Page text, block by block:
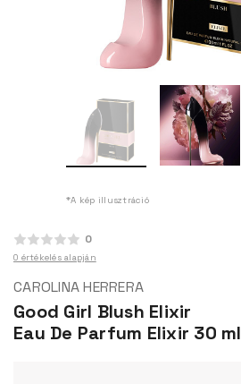
*A kép illusztráció
0
0 értékelés alapján
CAROLINA HERRERA
Good Girl Blush Elixir
Eau De Parfum Elixir 30 ml